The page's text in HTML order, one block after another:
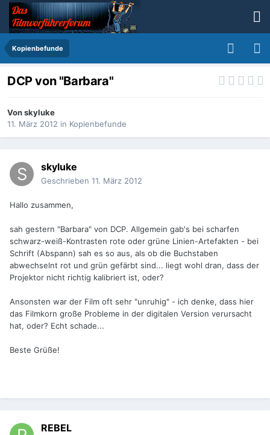
Kopienbefunde
DCP von "Barbara"
Vonskyluke
11. März 2012 in Kopienbefunde
skyluke
Geschrieben 11. März 2012
Hallo zusammen,
sah gestern "Barbara" von DCP. Allgemein gab's bei scharfen
schwarz-weiß-Kontrasten rote oder grüne Linien-Artefakten - bei
Schrift (Abspann) sah es so aus, als ob die Buchstaben
abwechselnt rot und grün gefärbt sind... liegt wohl dran, dass der
Projektor nicht richtig kalibriert ist, oder?
Ansonsten war der Film oft sehr "unruhig" - ich denke, dass hier
das Filmkorn große Probleme in der digitalen Version verursacht
hat, oder? Echt schade...
Beste Grüße!
REBEL